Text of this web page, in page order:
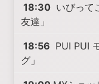
18:30 いびって
友達」
18:56 PUI PUI
グ」